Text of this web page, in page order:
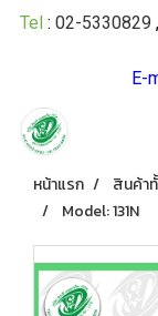
Tel : 02-5330829 ,
E-
หน้าแรก สินค้า
Model: 131N